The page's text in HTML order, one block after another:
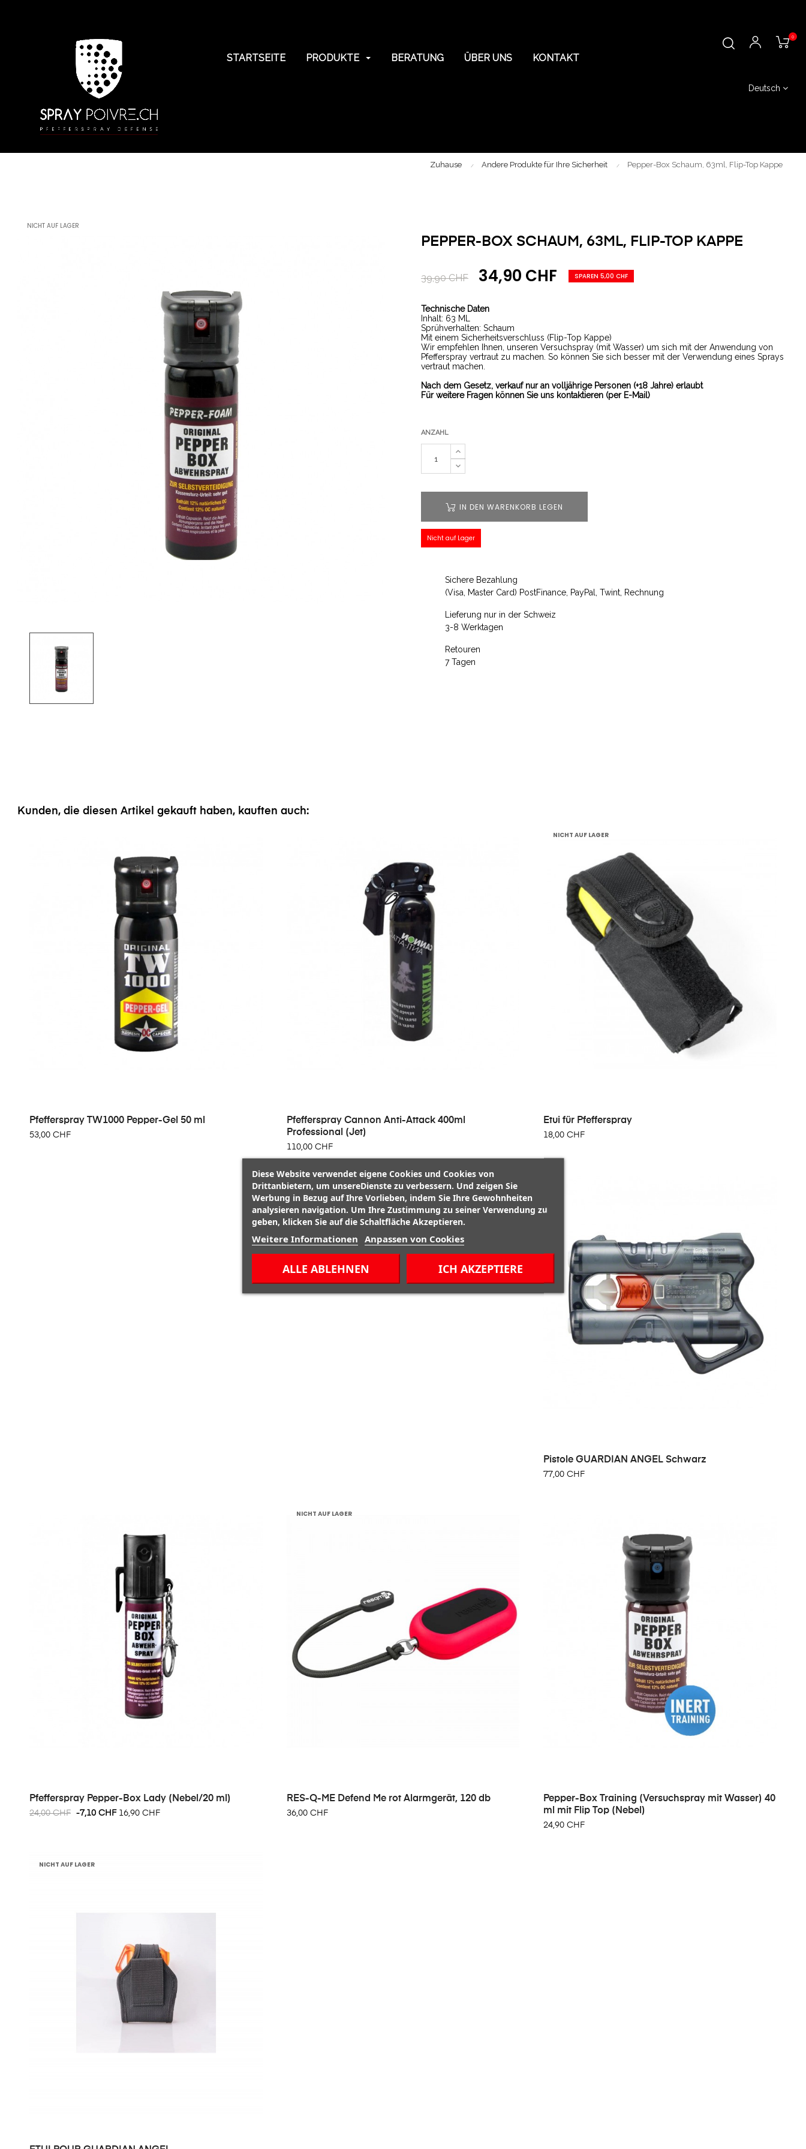
STARTSEITE PRODUKTE BERATUNG ÜBER UNS KONTAKT
0
Deutsch
Zuhause Andere Produkte für Ihre Sicherheit Pepper-Box Schaum, 63ml, Flip-Top Kappe
NICHT AUF LAGER
PEPPER-BOX SCHAUM, 63ML, FLIP-TOP KAPPE
39,90 CHF 34,90 CHF SPAREN 5,00 CHF
Technische Daten
Inhalt: 63 ML
Sprühverhalten: Schaum
Mit einem Sicherheitsverschluss (Flip-Top Kappe)
Wir empfehlen Ihnen, unseren Versuchspray (mit Wasser) um sich mit der Anwendung von
Pfefferspray vertraut zu machen. So können Sie sich besser mit der Verwendung eines Sprays
vertraut machen.
Nach dem Gesetz, verkauf nur an volljährige Personen (+18 Jahre) erlaubt
Für weitere Fragen können Sie uns kontaktieren (per E-Mail)
ANZAHL
IN DEN WARENKORB LEGEN
Nicht auf Lager
Sichere Bezahlung
(Visa, Master Card) PostFinance, PayPal, Twint, Rechnung
Lieferung nur in der Schweiz
3-8 Werktagen
Retouren
7 Tagen
Kunden, die diesen Artikel gekauft haben, kauften auch:
Pfefferspray TW1000 Pepper-Gel 50 ml
53,00 CHF
Pfefferspray Cannon Anti-Attack 400ml
Professional (Jet)
110,00 CHF
NICHT AUF LAGER
Etui für Pfefferspray
18,00 CHF
Pistole GUARDIAN ANGEL Schwarz
77,00 CHF
Pfefferspray Pepper-Box Lady (Nebel/20 ml)
24,00 CHF -7,10 CHF 16,90 CHF
NICHT AUF LAGER
RES-Q-ME Defend Me rot Alarmgerät, 120 db
36,00 CHF
Pepper-Box Training (Versuchspray mit Wasser) 40
ml mit Flip Top (Nebel)
24,90 CHF
NICHT AUF LAGER
Diese Website verwendet eigene Cookies und Cookies von
Drittanbietern, um unsereDienste zu verbessern. Und zeigen Sie
Werbung in Bezug auf Ihre Vorlieben, indem Sie Ihre Gewohnheiten
analysieren navigation. Um Ihre Zustimmung zu seiner Verwendung zu
geben, klicken Sie auf die Schaltfläche Akzeptieren.
Weitere Informationen Anpassen von Cookies
ALLE ABLEHNEN ICH AKZEPTIERE